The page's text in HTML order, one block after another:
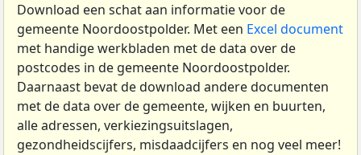
Download een schat aan informatie voor de
gemeente Noordoostpolder. Met een Excel document
met handige werkbladen met de data over de
postcodes in de gemeente Noordoostpolder.
Daarnaast bevat de download andere documenten
met de data over de gemeente, wijken en buurten,
alle adressen, verkiezingsuitslagen,
gezondheidscijfers, misdaadcijfers en nog veel meer!